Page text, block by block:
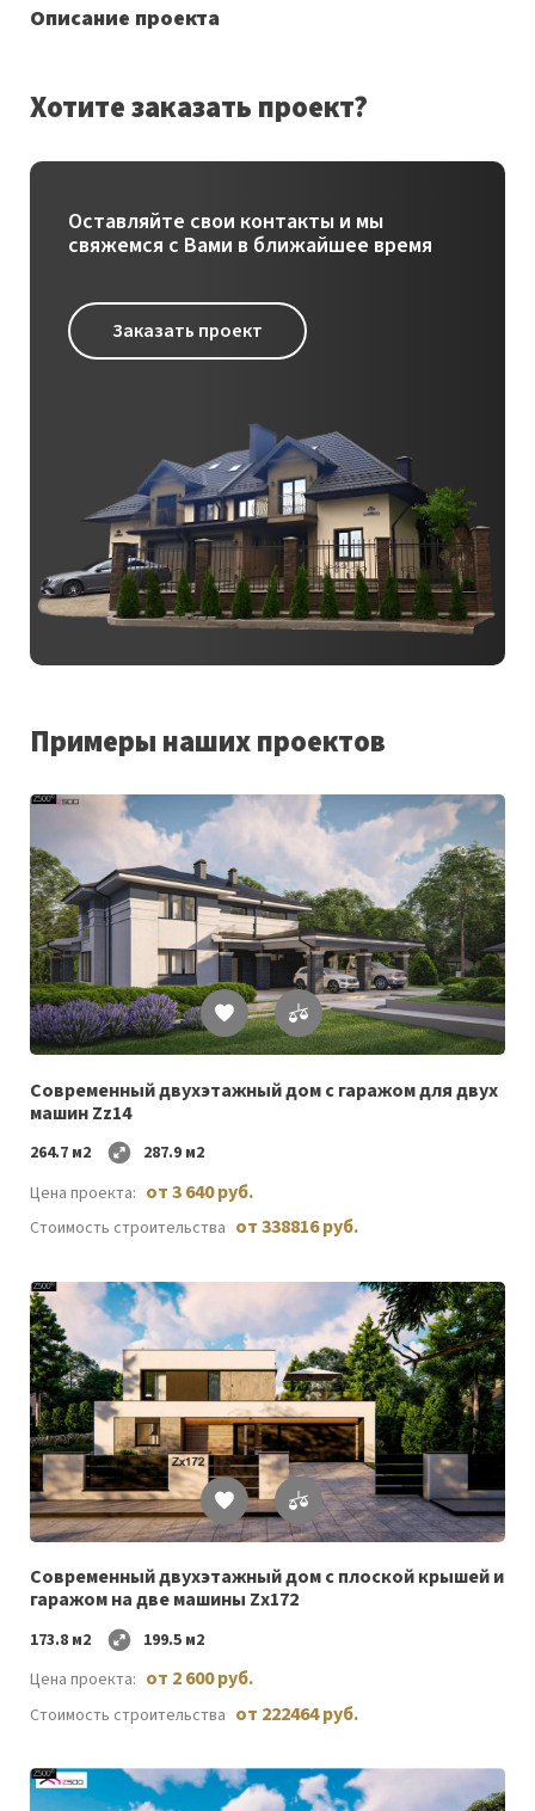
Описание проекта
Хотите заказать проект?
Оставляйте свои контакты и мы
свяжемся с Вами в ближайшее время
Заказать проект
Примеры наших проектов
Список
желаемого
Современный двухэтажный дом с гаражом для двух
машин Zz14
264.7 м2
287.9 м2
Цена проекта: от 3 640 руб.
Стоимость строительства от 338816 руб.
Список
желаемого
Cовременный двухэтажный дом с плоской крышей и
гаражом на две машины Zx172
173.8 м2
199.5 м2
Цена проекта: от 2 600 руб.
Стоимость строительства от 222464 руб.